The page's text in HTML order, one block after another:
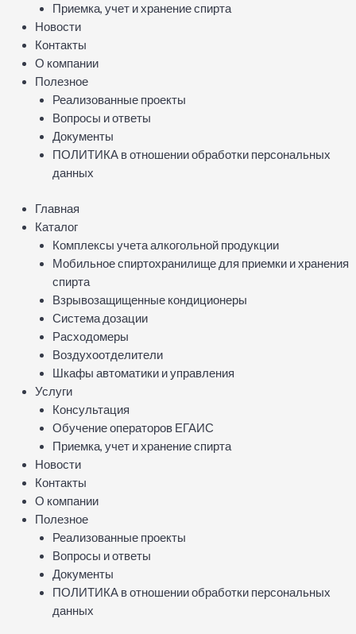
Приемка, учет и хранение спирта
Новости
Контакты
О компании
Полезное
Реализованные проекты
Вопросы и ответы
Документы
ПОЛИТИКА в отношении обработки персональных
данных
Главная
Каталог
Комплексы учета алкогольной продукции
Мобильное спиртохранилище для приемки и хранения
спирта
Взрывозащищенные кондиционеры
Система дозации
Расходомеры
Воздухоотделители
Шкафы автоматики и управления
Услуги
Консультация
Обучение операторов ЕГАИС
Приемка, учет и хранение спирта
Новости
Контакты
О компании
Полезное
Реализованные проекты
Вопросы и ответы
Документы
ПОЛИТИКА в отношении обработки персональных
данных